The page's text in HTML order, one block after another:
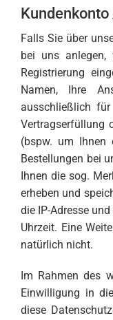
Falls Sie über
bei uns
Registrierung
Namen, Ihre
ausschließlich
Vertragserfüllung
(bspw. um Ihnen
Bestellungen bei
Ihnen die sog.
erheben und
die IP-Adresse
Uhrzeit. Eine
natürlich nicht.
Im Rahmen des
Einwilligung in
diese